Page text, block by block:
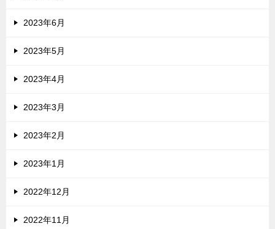
2023年6月
2023年5月
2023年4月
2023年3月
2023年2月
2023年1月
2022年12月
2022年11月